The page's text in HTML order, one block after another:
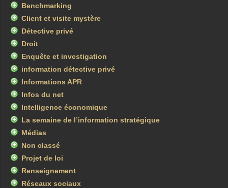
Benchmarking
Client et visite mystère
Détective privé
Droit
Enquête et investigation
information détective privé
Informations APR
Infos du net
Intelligence économique
La semaine de l’information stratégique
Médias
Non classé
Projet de loi
Renseignement
Réseaux sociaux